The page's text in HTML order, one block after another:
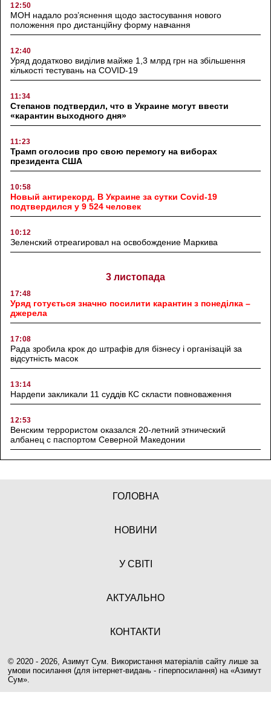
12:50
МОН надало роз’яснення щодо застосування нового
положення про дистанційну форму навчання
12:40
Уряд додатково виділив майже 1,3 млрд грн на збільшення
кількості тестувань на COVID-19
11:34
Степанов подтвердил, что в Украине могут ввести
«карантин выходного дня»
11:23
Трамп оголосив про свою перемогу на виборах
президента США
10:58
Новый антирекорд. В Украине за сутки Covid-19
подтвердился у 9 524 человек
10:12
Зеленский отреагировал на освобождение Маркива
3 листопада
17:48
Уряд готується значно посилити карантин з понеділка –
джерела
17:08
Рада зробила крок до штрафів для бізнесу і організацій за
відсутність масок
13:14
Нардепи закликали 11 суддів КС скласти повноваження
12:53
Венским террористом оказался 20-летний этнический
албанец с паспортом Северной Македонии
ГОЛОВНА
НОВИНИ
У СВІТІ
АКТУАЛЬНО
КОНТАКТИ
© 2020 - 2026, Азимут Сум. Використання матеріалів сайту лише за
умови посилання (для інтернет-видань - гіперпосилання) на «Азимут
Сум».